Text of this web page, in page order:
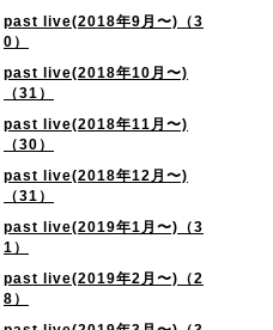
past live(2018年9月〜)（3
0）
past live(2018年10月〜)
（31）
past live(2018年11月〜)
（30）
past live(2018年12月〜)
（31）
past live(2019年1月〜)（3
1）
past live(2019年2月〜)（2
8）